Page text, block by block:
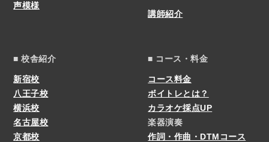
声模様
講師紹介
■ 校舎紹介
新宿校
八王子校
横浜校
名古屋校
京都校
■ コース・料金
コース料金
ボイトレとは？
カラオケ採点UP
楽器演奏
作詞・作曲・DTMコース